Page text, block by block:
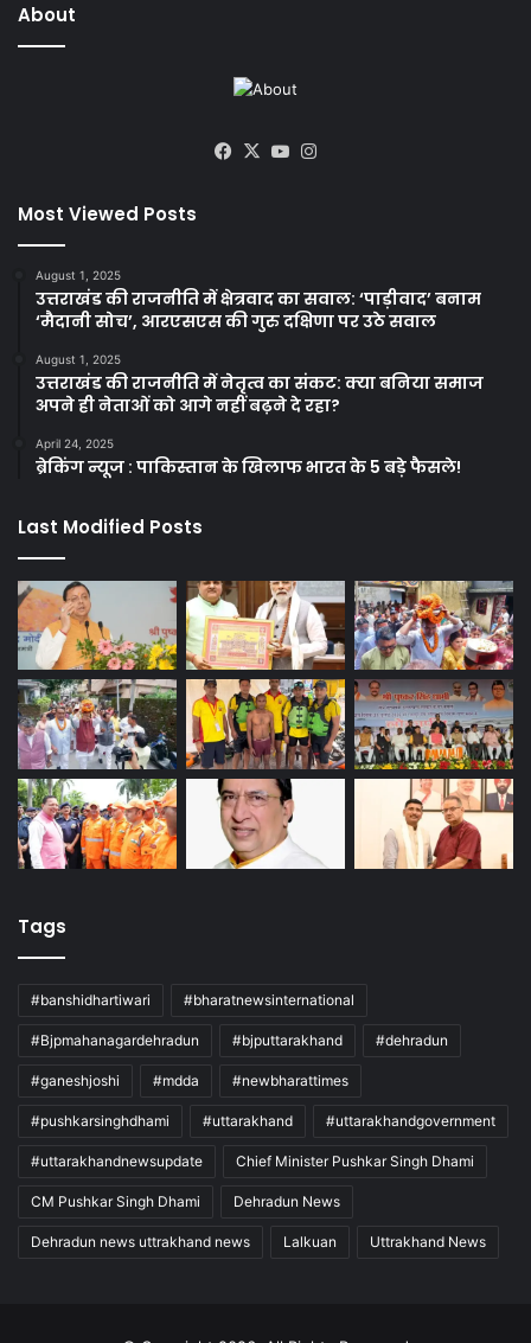
About
Facebook
X YouTube
Most Viewed Posts
August 1, 2025
उत्तराखंड की राजनीति में क्षेत्रवाद का सवाल: ‘पाड़ीवाद’ बनाम
‘मैदानी सोच’, आरएसएस की गुरु दक्षिणा पर उठे सवाल
August 1, 2025
उत्तराखंड की राजनीति में नेतृत्व का संकट: क्या बनिया समाज
अपने ही नेताओं को आगे नहीं बढ़ने दे रहा?
April 24, 2025
ब्रेकिंग न्यूज : पाकिस्तान के खिलाफ भारत के 5 बड़े फैसले!
Last Modified Posts
Tags
#banshidhartiwari #bharatnewsinternational
#Bjpmahanagardehradun #bjputtarakhand #dehradun
#ganeshjoshi #mdda #newbharattimes
#pushkarsinghdhami #uttarakhand #uttarakhandgovernment
#uttarakhandnewsupdate Chief Minister Pushkar Singh Dhami
CM Pushkar Singh Dhami Dehradun News
Dehradun news uttrakhand news Lalkuan Uttrakhand News